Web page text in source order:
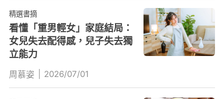
精選書摘
看懂「重男輕女」家庭結局：
女兒失去配得感，兒子失去獨
立能力
周慕姿 2026/07/01